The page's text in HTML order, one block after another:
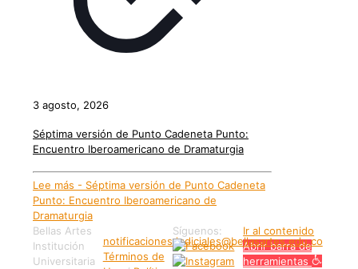
3 agosto, 2026
Séptima versión de Punto Cadeneta Punto:
Encuentro Iberoamericano de Dramaturgia
Lee más - Séptima versión de Punto Cadeneta
Punto: Encuentro Iberoamericano de
Dramaturgia
Bellas Artes
Institución
Universitaria
notificaciones.judiciales@bellasartes.edu.co
Términos de
Síguenos:
Ir al contenido
Abrir barra de
herramientas